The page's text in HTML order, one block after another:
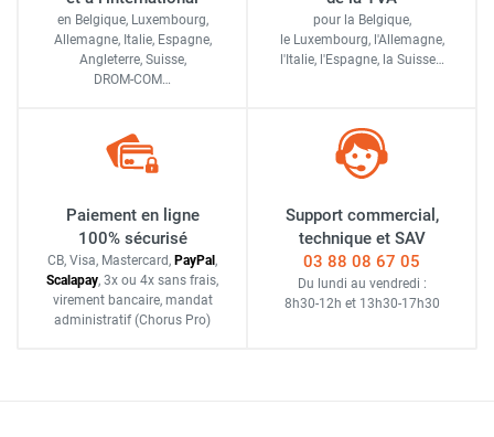
en Belgique, Luxembourg,
Allemagne, Italie, Espagne,
Angleterre, Suisse,
DROM-COM…
pour la Belgique,
le Luxembourg, l'Allemagne,
l'Italie, l'Espagne, la Suisse…
Paiement en ligne
100% sécurisé
CB, Visa, Mastercard, PayPal ,
Scalapay, 3x ou 4x sans frais,
virement bancaire, mandat
administratif (Chorus Pro)
Support commercial,
technique et SAV
03 88 08 67 05
Du lundi au vendredi :
8h30-12h et 13h30-17h30